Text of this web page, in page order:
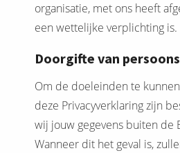
organisatie, met ons heeft
een wettelijke verplichting is.
Doorgifte van
Om de doeleinden te
deze Privacyverklaring zijn
wij jouw gegevens buiten de
Wanneer dit het geval is,